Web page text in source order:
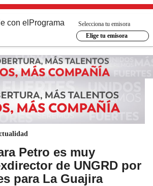
con el Programa
Selecciona tu emisora
Elige tu emisora
Petro es muy
de UNGRD por
para La Guajira